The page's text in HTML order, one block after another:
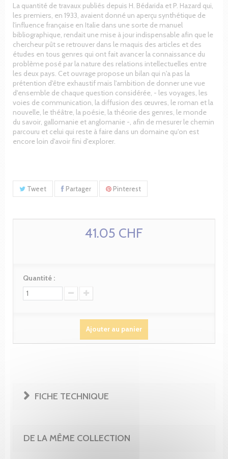
La quantité de travaux publiés depuis H. Bédarida et P. Hazard qui,
les premiers, en 1933, avaient donné un aperçu synthétique de
l'influence française en Italie dans une sorte de manuel
bibliographique, rendait une mise à jour indispensable afin que le
chercheur pût se retrouver dans le maquis des articles et des
études en tous genres qui ont fait avancer la connaissance du
problème posé par la nature des relations intellectuelles entre
les deux pays. Cet ouvrage propose un bilan qui n'a pas la
prétention d'être exhaustif mais l'ambition de donner une vue
d'ensemble de chaque question considérée, - les voyages, les
voies de communication, la diffusion des œuvres, le roman et la
nouvelle, le théâtre, la poésie, la théorie des genres, le monde
du savoir, gallomanie et anglomanie -, afin de mesurer le chemin
parcouru et celui qui reste à faire dans un domaine qu'on est
encore loin d'avoir fini d'explorer.
Tweet Partager Pinterest
41.05 CHF
Quantité :
Ajouter au panier
FICHE TECHNIQUE
DE LA MÊME COLLECTION